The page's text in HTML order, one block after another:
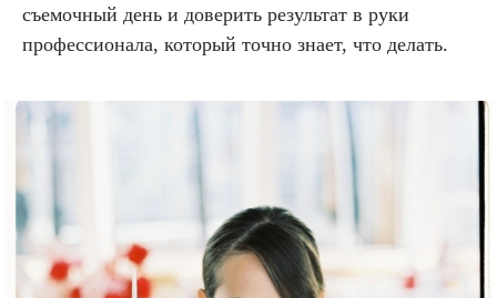
съемочный день и доверить результат в руки
профессионала, который точно знает, что делать.